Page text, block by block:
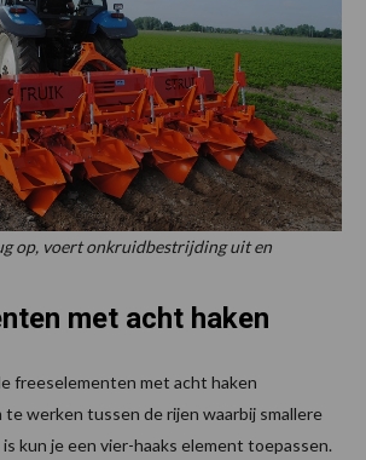
op, voert onkruidbestrijding uit en
met acht haken
freeselementen met acht haken
te werken tussen de rijen waarbij smallere
kun je een vier-haaks element toepassen.